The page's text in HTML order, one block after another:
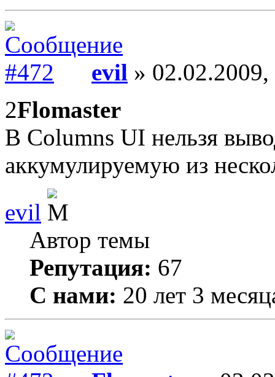
evil »
2Flomaster
В Columns UI нельзя
аккумулируемую из
evil
Автор темы
Репутация: 67
С нами: 20 лет 3